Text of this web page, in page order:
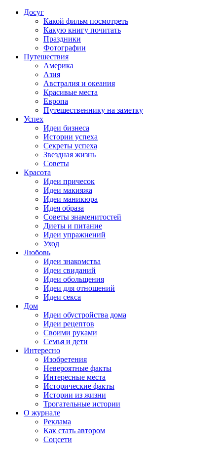
Досуг
Какой фильм посмотреть
Какую книгу почитать
Праздники
Фотографии
Путешествия
Америка
Азия
Австралия и океания
Красивые места
Европа
Путешественнику на заметку
Успех
Идеи бизнеса
Истории успеха
Секреты успеха
Звездная жизнь
Советы
Красота
Идеи причесок
Идеи макияжа
Идеи маникюра
Идея образа
Советы знаменитостей
Диеты и питание
Идеи упражнений
Уход
Любовь
Идеи знакомства
Идеи свиданий
Идеи обольщения
Идеи для отношений
Идеи секса
Дом
Идеи обустройства дома
Идеи рецептов
Своими руками
Семья и дети
Интересно
Изобретения
Невероятные факты
Интересные места
Исторические факты
Истории из жизни
Трогательные истории
О журнале
Реклама
Как стать автором
Соцсети